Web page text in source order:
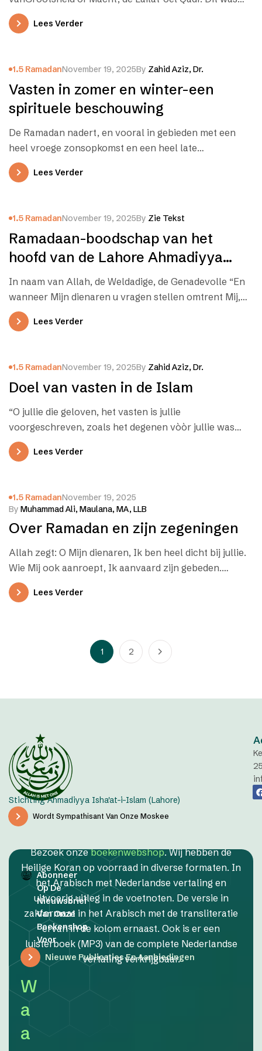
de…
Lees Verder
1.5 RamadanNovember 19, 2025By Zahid Aziz, Dr.
Vasten in zomer en winter-een
spirituele beschouwing
De Ramadan nadert, en vooral in gebieden met een
heel vroege zonsopkomst en een heel late
zonsondergang kunnen de vastentijden…
Lees Verder
1.5 RamadanNovember 19, 2025By Zie Tekst
Ramadaan-boodschap van het
hoofd van de Lahore Ahmadiyya
Beweging (mei-juni 2017)
In naam van Allah, de Weldadige, de Genadevolle “En
wanneer Mijn dienaren u vragen stellen omtrent Mij,
ben Ik waarlijk nabij.Ik…
Lees Verder
1.5 RamadanNovember 19, 2025By Zahid Aziz, Dr.
Doel van vasten in de Islam
“O jullie die geloven, het vasten is jullie
voorgeschreven, zoals het degenen vòòr jullie was
oorgeschreven, opdat jullie je mogen…
Lees Verder
1.5 RamadanNovember 19, 2025
By Muhammad Ali, Maulana, MA, LLB
Over Ramadan en zijn zegeningen
Allah zegt: O Mijn dienaren, Ik ben heel dicht bij jullie.
Wie Mij ook aanroept, Ik aanvaard zijn gebeden.
Onze…
Lees Verder
1 2
Stichting Ahmadiyya Isha'at-i-Islam (Lahore)
Wordt Sympathisant Van Onze Moskee
Abonneer
Op De
Nieuwsbrief
Van Onze
Boekenshop
Voor
Nieuwe Publicaties En Aanbiedingen
W
a
a
Bezoek onzeboekenwebshop. Wij hebben de
Heilige Koran op voorraad in diverse formaten. In
het Arabisch met Nederlandse vertaling en
uitvoerig uitleg in de voetnoten. De versie in
zakformaat in het Arabisch met de transliteratie
ervan in de kolom ernaast. Ook is er een
luisterboek (MP3) van de complete Nederlandse
vertaling verkrijgbaar.